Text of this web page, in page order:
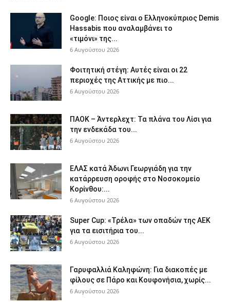
Google: Ποιος είναι ο Ελληνοκύπριος Demis
Hassabis που αναλαμβάνει το
«τιμόνι» της...
6 Αυγούστου 2026
Φοιτητική στέγη: Aυτές είναι οι 22
περιοχές της Αττικής με πιο...
6 Αυγούστου 2026
ΠΑΟΚ – Άντερλεχτ: Τα πλάνα του Λίσι για
την ενδεκάδα του...
6 Αυγούστου 2026
ΕΛΑΣ κατά Άδωνι Γεωργιάδη για την
κατάρρευση οροφής στο Νοσοκομείο
Κορίνθου:...
6 Αυγούστου 2026
Super Cup: «Τρέλα» των οπαδών της ΑΕΚ
για τα εισιτήρια του...
6 Αυγούστου 2026
Γαρυφαλλιά Καληφώνη: Για διακοπές με
φίλους σε Πάρο και Κουφονήσια, χωρίς...
6 Αυγούστου 2026